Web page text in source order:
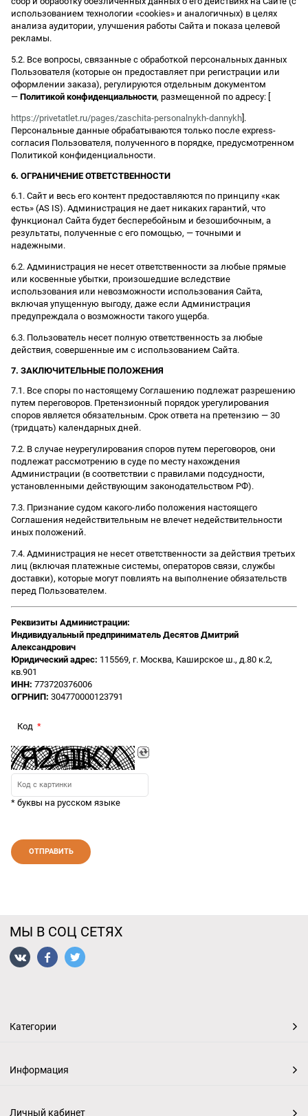
использованием технологии «cookies» и аналогичных) в целях
анализа аудитории, улучшения работы Сайта и показа целевой
рекламы.
5.2. Все вопросы, связанные с обработкой персональных данных
Пользователя (которые он предоставляет при регистрации или
оформлении заказа), регулируются отдельным документом
— Политикой конфиденциальности, размещенной по адресу: [
https://privetatlet.ru/pages/zaschita-personalnykh-dannykh ].
Персональные данные обрабатываются только после express-
согласия Пользователя, полученного в порядке, предусмотренном
Политикой конфиденциальности.
6. ОГРАНИЧЕНИЕ ОТВЕТСТВЕННОСТИ
6.1. Сайт и весь его контент предоставляются по принципу «как
есть» (AS IS). Администрация не дает никаких гарантий, что
функционал Сайта будет бесперебойным и безошибочным, а
результаты, полученные с его помощью, — точными и
надежными.
6.2. Администрация не несет ответственности за любые прямые
или косвенные убытки, произошедшие вследствие
использования или невозможности использования Сайта,
включая упущенную выгоду, даже если Администрация
предупреждала о возможности такого ущерба.
6.3. Пользователь несет полную ответственность за любые
действия, совершенные им с использованием Сайта.
7. ЗАКЛЮЧИТЕЛЬНЫЕ ПОЛОЖЕНИЯ
7.1. Все споры по настоящему Соглашению подлежат разрешению
путем переговоров. Претензионный порядок урегулирования
споров является обязательным. Срок ответа на претензию — 30
(тридцать) календарных дней.
7.2. В случае неурегулирования споров путем переговоров, они
подлежат рассмотрению в суде по месту нахождения
Администрации (в соответствии с правилами подсудности,
установленными действующим законодательством РФ).
7.3. Признание судом какого-либо положения настоящего
Соглашения недействительным не влечет недействительности
иных положений.
7.4. Администрация не несет ответственности за действия третьих
лиц (включая платежные системы, операторов связи, службы
доставки), которые могут повлиять на выполнение обязательств
перед Пользователем.
Реквизиты Администрации:
Индивидуальный предприниматель Десятов Дмитрий
Александрович
Юридический адрес: 115569, г. Москва, Каширское ш., д.80 к.2,
кв.901
ИНН: 773720376006
ОГРНИП: 304770000123791
Код
* буквы на русском языке
МЫ В СОЦ СЕТЯХ
Категории
Информация
Личный кабинет